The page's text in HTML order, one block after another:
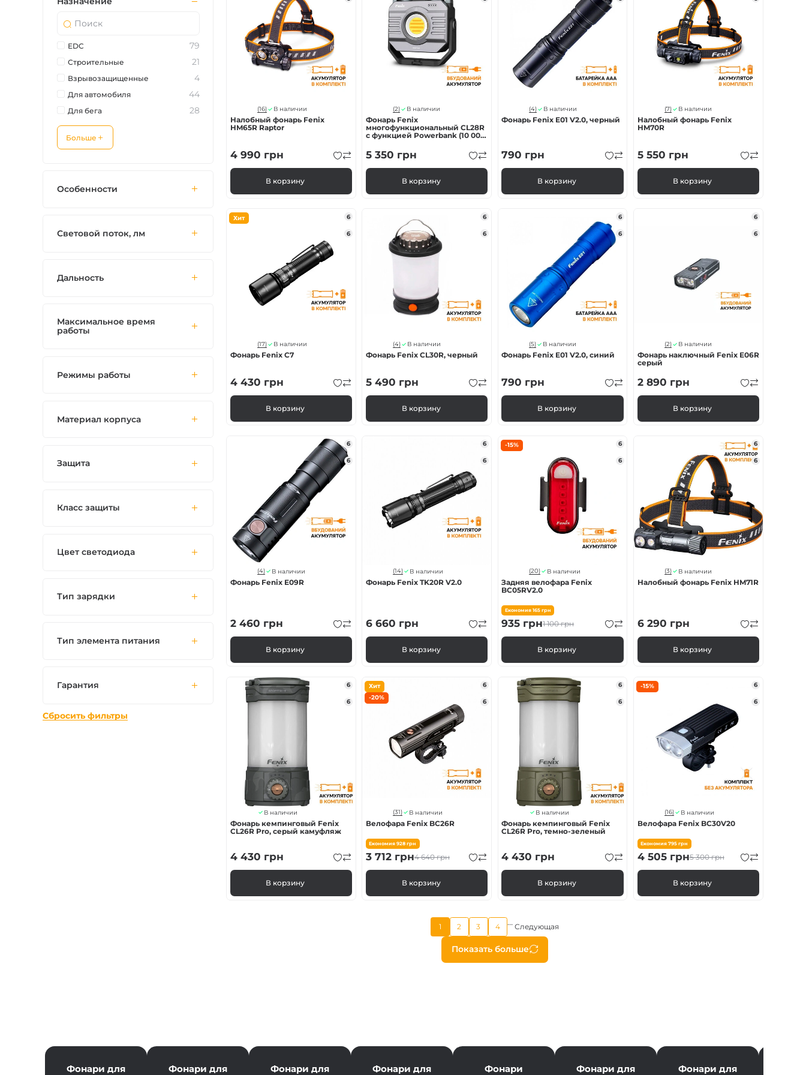
(16) В наличии
Налобный фонарь Fenix
HM65R Raptor
4 990 грн
В корзину
(2) В наличии
Фонарь Fenix
многофункциональный CL28R
с функцией Powerbank (10 000
5 350 грн
В корзину
(4) В наличии
Фонарь Fenix E01 V2.0, черный
790 грн
В корзину
(7) В наличии
Налобный фонарь Fenix
HM70R
5 550 грн
В корзину
Хит 6
6
(17) В наличии
Фонарь Fenix C7
4 430 грн
В корзину
6
6
(4) В наличии
Фонарь Fenix CL30R, черный
5 490 грн
В корзину
6
6
(5) В наличии
Фонарь Fenix E01 V2.0, синий
790 грн
В корзину
6
6
(2) В наличии
Фонарь наключный Fenix E06R
серый
2 890 грн
В корзину
6
6
(4) В наличии
Фонарь Fenix E09R
2 460 грн
В корзину
6
6
(14) В наличии
Фонарь Fenix TK20R V2.0
6 660 грн
В корзину
-15% 6
6
(20) В наличии
Задняя велофара Fenix
BC05RV2.0
Економия 165грн
1 100грн
935 грн
В корзину
6
6
(3) В наличии
Налобный фонарь Fenix HM71R
6 290 грн
В корзину
6
6
В наличии
Фонарь кемпинговый Fenix ​​
CL26R Pro, серый камуфляж
4 430 грн
В корзину
Хит
-20%
6
6
(31) В наличии
Велофара Fenix BC26R
Економия928 грн
4 640грн
3 712грн
В корзину
6
6
В наличии
Фонарь кемпинговый Fenix ​​
CL26R Pro, темно-зеленый
4 430 грн
В корзину
-15% 6
6
(16) В наличии
Велофара Fenix BC30V20
Економия795 грн
5 300грн
4 505грн
В корзину
Нумерация
страниц
Показать больше
Текущая
страница
1
Страница
2
Страница
3
Страница
4 …
Следующая
страница
Следующая
EDC 79
Строительные 21
Взрывозащищенные 4
Для автомобиля 44
Для бега 28
Больше
Особенности
Световой поток, лм
Дальность
Максимальное время
работы
Режимы работы
Материал корпуса
Защита
Класс защиты
Цвет светодиода
Тип зарядки
Тип элемента питания
Гарантия
Сбросить фильтры
Фонари для
Фонари для
Фонари для
Фонари для
Фонари
Фонари для
Фонари для